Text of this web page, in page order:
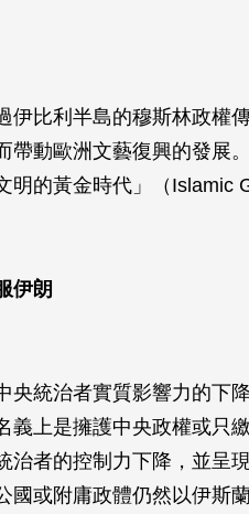
伊比利半島的穆斯林政權
帶動歐洲文藝復興的發展
明的黃金時代」（Islamic
伊朗
央統治者實質影響力的下
義上是擁護中央政權或只
治者的控制力下降，並呈
國或附庸政體仍然以伊斯蘭